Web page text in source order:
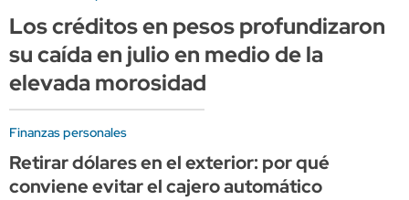
Los créditos en pesos profundizaron
su caída en julio en medio de la
elevada morosidad
Finanzas personales
Retirar dólares en el exterior: por qué
conviene evitar el cajero automático